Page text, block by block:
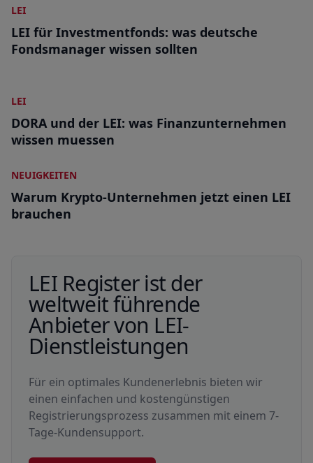
LEI
LEI für Investmentfonds: was deutsche
Fondsmanager wissen sollten
LEI
DORA und der LEI: was Finanzunternehmen
wissen muessen
NEUIGKEITEN
Warum Krypto-Unternehmen jetzt einen LEI
brauchen
LEI Registerist der
weltweit führende
Anbieter von LEI-
Dienstleistungen
Für ein optimales Kundenerlebnis bieten wir
einen einfachen und kostengünstigen
Registrierungsprozess zusammen mit einem 7-
Tage-Kundensupport.